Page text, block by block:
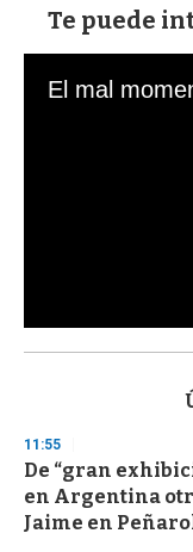
Te puede
s
d
s
o
f
3
11:55
De “gran
en Argentina
Jaime en